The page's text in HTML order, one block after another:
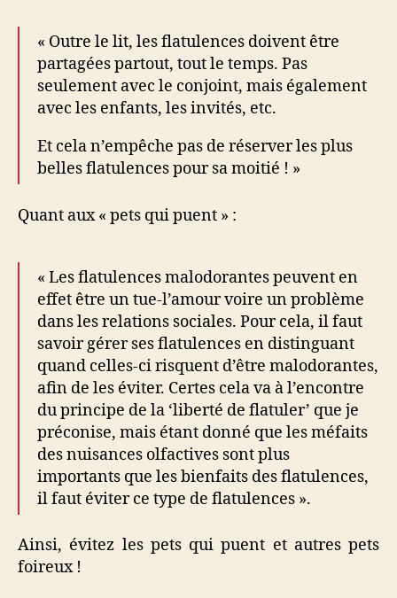
« Outre le lit, les flatulences doivent être
partagées partout, tout le temps. Pas
seulement avec le conjoint, mais également
avec les enfants, les invités, etc.
Et cela n’empêche pas de réserver les plus
belles flatulences pour sa moitié ! »
Quant aux « pets qui puent » :
« Les flatulences malodorantes peuvent en
effet être un tue-l’amour voire un problème
dans les relations sociales. Pour cela, il faut
savoir gérer ses flatulences en distinguant
quand celles-ci risquent d’être malodorantes,
afin de les éviter. Certes cela va à l’encontre
du principe de la ‘liberté de flatuler’ que je
préconise, mais étant donné que les méfaits
des nuisances olfactives sont plus
importants que les bienfaits des flatulences,
il faut éviter ce type de flatulences ».
Ainsi, évitez les pets qui puent et autres pets
foireux !